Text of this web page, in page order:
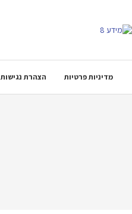
הצהרת נגישות מדיניות פרטיות